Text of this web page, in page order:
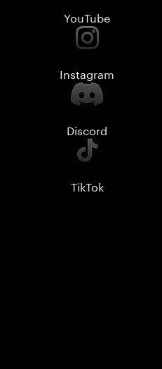
YouTube
Instagram
Discord
TikTok